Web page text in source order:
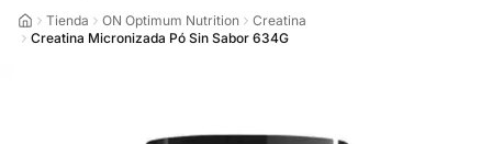
Tienda ON Optimum Nutrition
Creatina
Creatina Micronizada Pó Sin Sabor 634G